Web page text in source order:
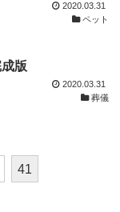
2020.03.31
ペット
版
2020.03.31
葬儀
41